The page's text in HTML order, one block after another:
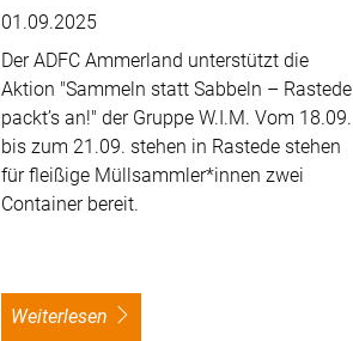
01.09.2025
Der ADFC Ammerland unterstützt die
Aktion "Sammeln statt Sabbeln – Rastede
packt’s an!" der Gruppe W.I.M. Vom 18.09.
bis zum 21.09. stehen in Rastede stehen
für fleißige Müllsammler*innen zwei
Container bereit.
weiterlesen